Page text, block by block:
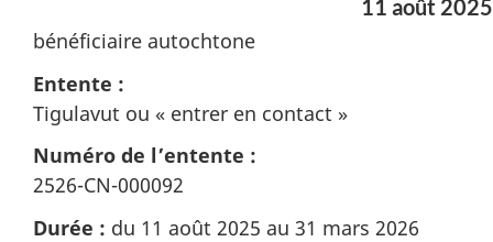
11 août 2025
bénéficiaire autochtone
Entente :
Tigulavut ou « entrer en contact »
Numéro de l’entente :
2526-CN-000092
Durée : du 11 août 2025 au 31 mars 2026